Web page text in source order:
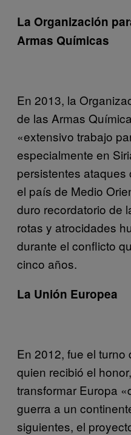
La Organización
Armas Químicas
En 2013, la
de las Armas
«extensivo trabajo
especialmente en
persistentes
el país de Medio
duro recordatorio de
rotas y atrocidades
durante el conflicto
cinco años.
La Unión Europea
En 2012, fue el
quien recibió el
transformar Europa
guerra a un
siguientes, el